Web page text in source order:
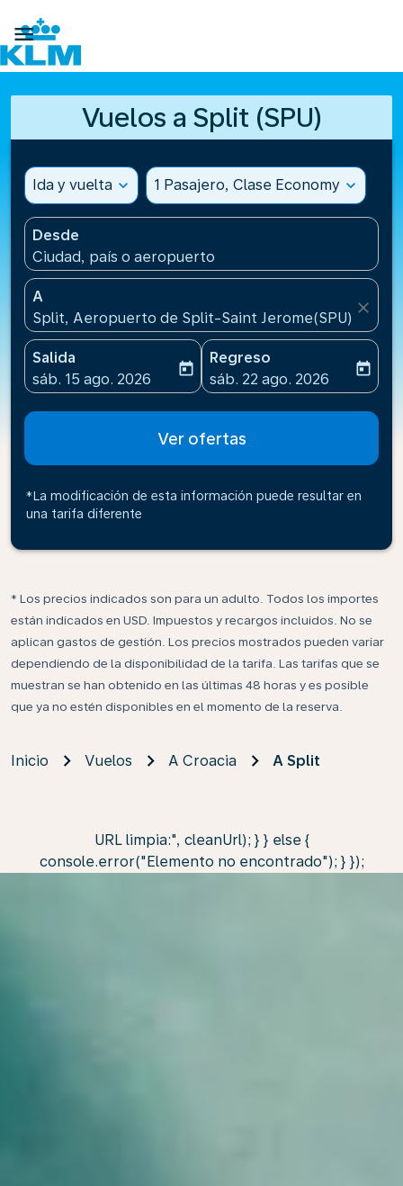

Vuelos a Split (SPU)
Ida y vuelta expand_more 1 Pasajero, Clase Economy expand_more
Desde
Ciudad, país o aeropuerto
A
Split, Aeropuerto de Split-Saint Jerome(SPU),
close
Salida
fc-booking-departure-date-aria-label
sáb. 15 ago. 2026
today
Regreso
fc-booking-return-date-
sáb. 22 ago. 2026
today
Ver ofertas
*La modificación de esta información puede resultar en
una tarifa diferente
* Los precios indicados son para un adulto. Todos los importes
están indicados en USD. Impuestos y recargos incluidos. No se
aplican gastos de gestión. Los precios mostrados pueden variar
dependiendo de la disponibilidad de la tarifa. Las tarifas que se
muestran se han obtenido en las últimas 48 horas y es posible
que ya no estén disponibles en el momento de la reserva.
Inicio Vuelos A Croacia A Split
URL limpia:", cleanUrl); } } else {
console.error("Elemento no encontrado"); } });